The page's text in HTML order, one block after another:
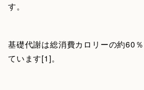
す。
基礎代謝は総消費カロリーの約60
ています[1]。